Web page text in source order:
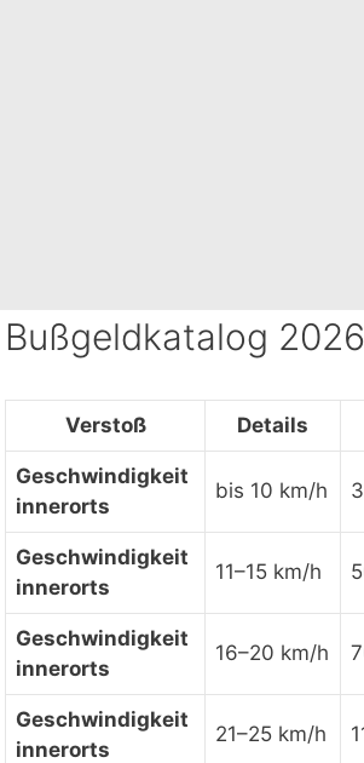
Bußgeldkatalog 2026
Verstoß Details
Geschwindigkeit
innerorts
bis 10 km/h
Geschwindigkeit
innerorts
11–15 km/h
Geschwindigkeit
innerorts
16–20 km/h
Geschwindigkeit
innerorts
21–25 km/h